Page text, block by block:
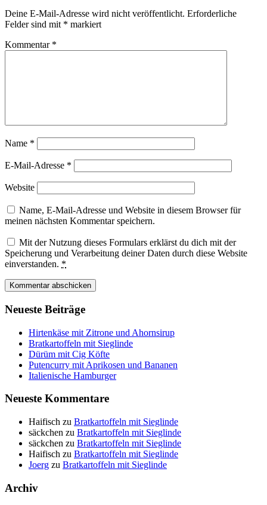
Deine E-Mail-Adresse wird nicht veröffentlicht. Erforderliche
Felder sind mit * markiert
Kommentar *
Name *
E-Mail-Adresse *
Website
Name, E-Mail-Adresse und Website in diesem Browser für
meinen nächsten Kommentar speichern.
Mit der Nutzung dieses Formulars erklärst du dich mit der
Speicherung und Verarbeitung deiner Daten durch diese Website
einverstanden. *
Neueste Beiträge
Hirtenkäse mit Zitrone und Ahornsirup
Bratkartoffeln mit Sieglinde
Dürüm mit Cig Köfte
Putencurry mit Aprikosen und Bananen
Italienische Hamburger
Neueste Kommentare
Haifisch zu Bratkartoffeln mit Sieglinde
säckchen zu Bratkartoffeln mit Sieglinde
säckchen zu Bratkartoffeln mit Sieglinde
Haifisch zu Bratkartoffeln mit Sieglinde
Joerg zu Bratkartoffeln mit Sieglinde
Archiv